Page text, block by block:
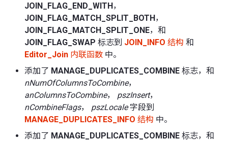
JOIN_FLAG_END_WITH，
JOIN_FLAG_MATCH_SPLIT_BOTH，
JOIN_FLAG_MATCH_SPLIT_ONE，和
JOIN_FLAG_SWAP 标志到 JOIN_INFO 结构 和
Editor_Join 内联函数 中。
添加了 MANAGE_DUPLICATES_COMBINE 标志，和
nNumOfColumnsToCombine，
anColumnsToCombine， pszInsert，
nCombineFlags， pszLocale字段到
MANAGE_DUPLICATES_INFO 结构 中。
添加了 MANAGE_DUPLICATES_COMBINE 标志，和